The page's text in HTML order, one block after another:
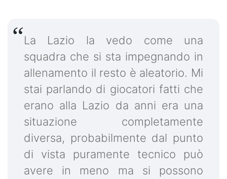
La Lazio la vedo come una
squadra che si sta impegnando in
allenamento il resto è aleatorio. Mi
stai parlando di giocatori fatti che
erano alla Lazio da anni era una
situazione completamente
diversa, probabilmente dal punto
di vista puramente tecnico può
avere in meno ma si possono